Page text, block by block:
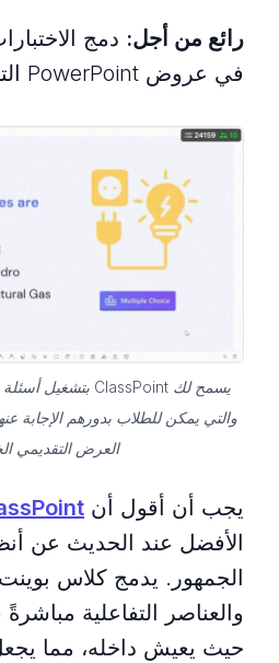
رائع من أجل: دمج
في عروض PowerPoint التقديمية
والتي يمكن للطلاب بدورهم الإجابة
العرض التقديمي
يجب أن أقول أن
الأفضل عند الحديث عن
الجمهور. يدمج كلاس
حيث يعيش داخله، مما